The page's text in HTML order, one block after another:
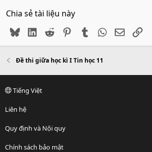
Chia sẻ tài liệu này
BlueskyLinkedIn
Reddit PinterestTumblr WhatsApp
EmailLink
Đề thi giữa học kì I Tin học 11
Tiếng Việt
Liên hệ
Quy định và Nội quy
Chính sách bảo mật